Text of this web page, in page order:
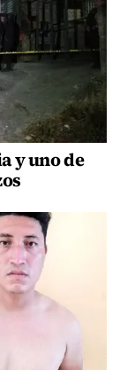
y uno de